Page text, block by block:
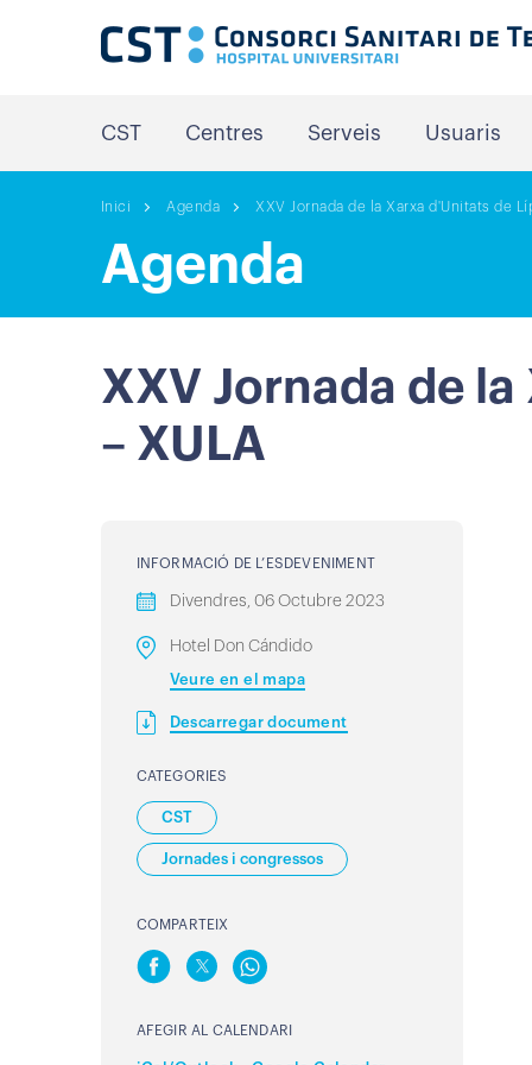
CST Centres Serveis Usuaris
Inici Agenda XXV Jornada de la Xarxa d'Unitats de
Agenda
XXV Jornada de
– XULA
INFORMACIÓ DE L’ESDEVENIMENT
Divendres, 06 Octubre 2023
Hotel Don Cándido
Veure en el mapa
Descarregar document
CATEGORIES
CST
Jornades i congressos
COMPARTEIX
AFEGIR AL CALENDARI